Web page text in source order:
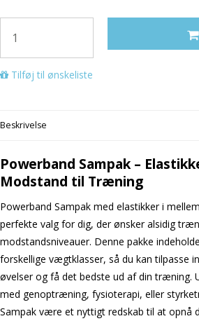
Tilføj til ønskeliste
Beskrivelse
Powerband Sampak –
Modstand til Træning
Powerband Sampak med elastikker i
perfekte valg for dig, der ønsker alsidig
modstandsniveauer. Denne pakke
forskellige vægtklasser, så du kan tilpasse
øvelser og få det bedste ud af din træning.
med genoptræning, fysioterapi, eller
Sampak være et nyttigt redskab til at opnå